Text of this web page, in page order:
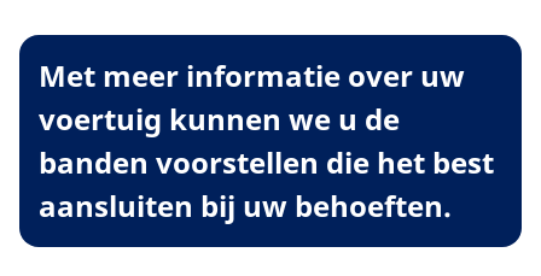
Met meer informatie over uw
voertuig kunnen we u de
banden voorstellen die het best
aansluiten bij uw behoeften.